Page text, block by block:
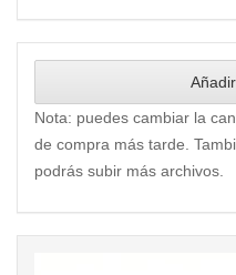
Nota: puedes cambiar la
de compra más tarde.
podrás subir más archivos.